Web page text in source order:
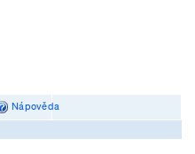
Nápověda